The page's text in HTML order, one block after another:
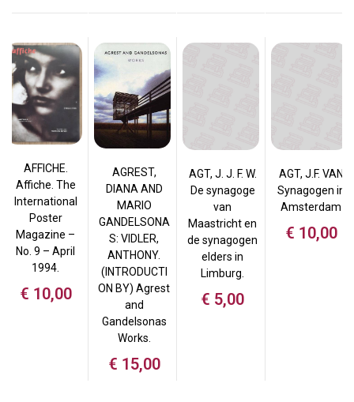
AFFICHE.
Affiche. The
International
Poster
Magazine –
No. 9 – April
1994.
€ 10,00
AGREST,
DIANA AND
MARIO
GANDELSONA
S: VIDLER,
ANTHONY.
(INTRODUCTI
ON BY) Agrest
and
Gandelsonas
Works.
€ 15,00
AGT, J. J. F. W.
De synagoge
van
Maastricht en
de synagogen
elders in
Limburg.
€ 5,00
AGT, J.F. VAN
Synagogen in
Amsterdam
€ 10,00